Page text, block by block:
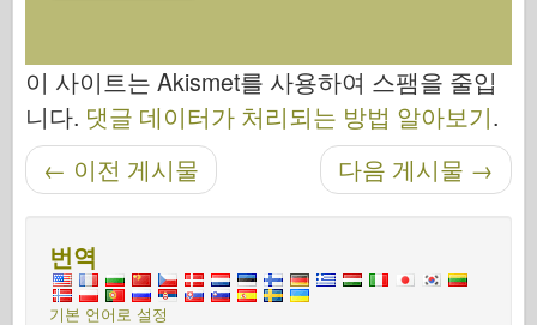
이 사이트는 Akismet를 사용하여 스팸을 줄입
니다. 댓글 데이터가 처리되는 방법 알아보기.
탐색 후 다음 게시물 →
← 이전 게시물
번역
기본 언어로 설정